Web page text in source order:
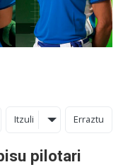
Itzuli Erraztu
pilotari